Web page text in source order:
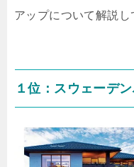
アップについて解説し
１位：スウェーデ